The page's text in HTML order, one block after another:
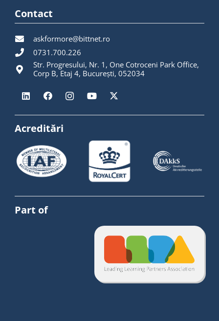
Contact
askformore@bittnet.ro
0731.700.226
Str. Progresului, Nr. 1, One Cotroceni Park Office,
Corp B, Etaj 4, București, 052034
Acreditări
Part of